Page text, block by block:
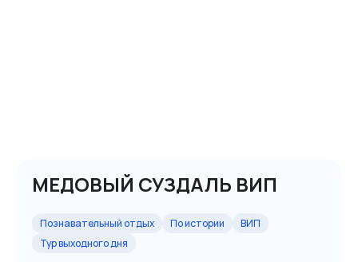
МЕДОВЫЙ СУЗДАЛЬ ВИП
Познавательный отдых По истории
ВИП
Тур выходного дня